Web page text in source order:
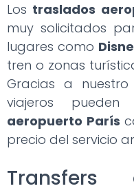
Los traslados
muy solicitados
lugares como
tren o zonas
Gracias a
viajeros
aeropuerto París
precio del servicio
Transfers